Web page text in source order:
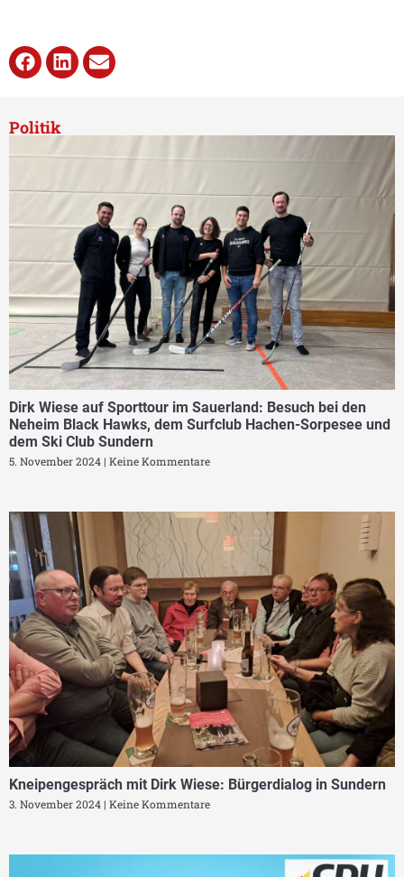
Politik
Dirk Wiese auf Sporttour im Sauerland: Besuch bei den
Neheim Black Hawks, dem Surfclub Hachen-Sorpesee und
dem Ski Club Sundern
5. November 2024 Keine Kommentare
Kneipengespräch mit Dirk Wiese: Bürgerdialog in Sundern
3. November 2024 Keine Kommentare